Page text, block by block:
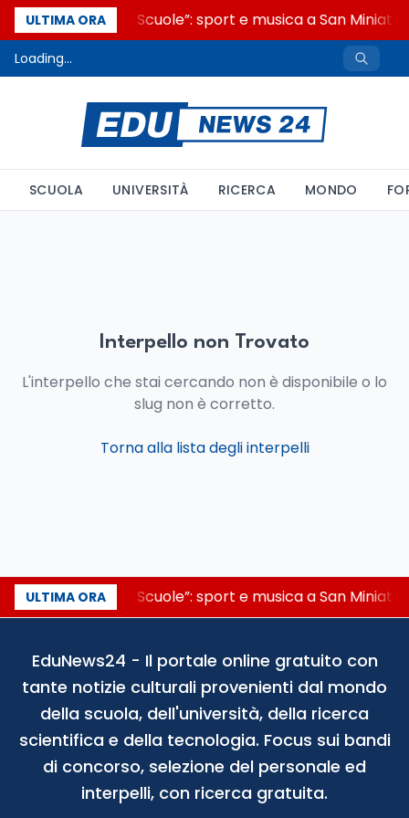
ULTIMA ORA
“Noi siamo le Scuole”: sport e musica a San
Loading...
SCUOLA UNIVERSITÀ RICERCA MONDO
Interpello non Trovato
L'interpello che stai cercando non è disponibile o lo
slug non è corretto.
Torna alla lista degli interpelli
ULTIMA ORA
“Noi siamo le Scuole”: sport e musica a San
EduNews24 - Il portale online gratuito con
tante notizie culturali provenienti dal mondo
della scuola, dell'università, della ricerca
scientifica e della tecnologia. Focus sui bandi
di concorso, selezione del personale ed
interpelli, con ricerca gratuita.